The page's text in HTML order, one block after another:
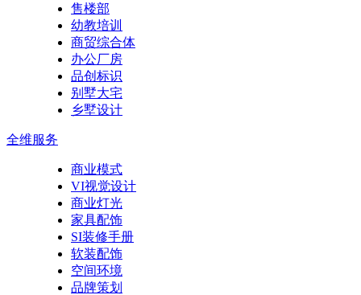
售楼部
幼教培训
商贸综合体
办公厂房
品创标识
别墅大宅
乡墅设计
全维服务
商业模式
VI视觉设计
商业灯光
家具配饰
SI装修手册
软装配饰
空间环境
品牌策划